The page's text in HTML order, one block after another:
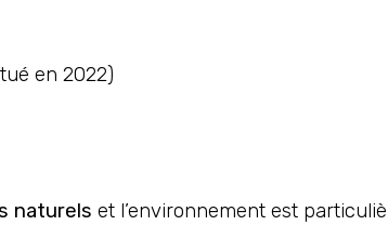
en 2022)
naturels et l’environnement est